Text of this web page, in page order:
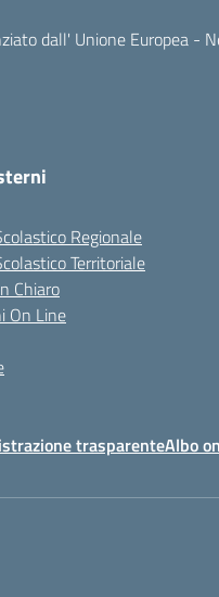
Regionale
Territoriale
Chiaro
On Line
trasparenteAlbo